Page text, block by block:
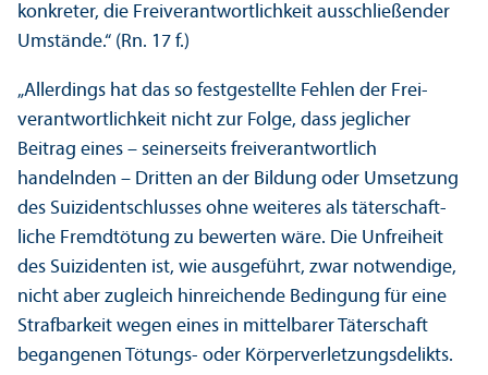
konkreter, die Frei­verantwortlichkeit ausschließender
Umstände.“ (Rn. 17 f.)
„Allerdings hat das so festgestellte Fehlen der Frei­
verantwortlichkeit nicht zur Folge, dass jeglicher
Beitrag eines – seinerseits frei­verantwortlich
handelnden – Dritten an der Bildung oder Umsetzung
des Suizidentschlusses ohne weiteres als täterschaft­
liche Fremdtötung zu bewerten wäre. Die Unfreiheit
des Suizidenten ist, wie ausgeführt, zwar notwendige,
nicht aber zugleich hinreichende Bedingung für eine
Strafbarkeit wegen eines in mittelbarer Täterschaft
begangenen Tötungs- oder Körperverletzungs­delikts.